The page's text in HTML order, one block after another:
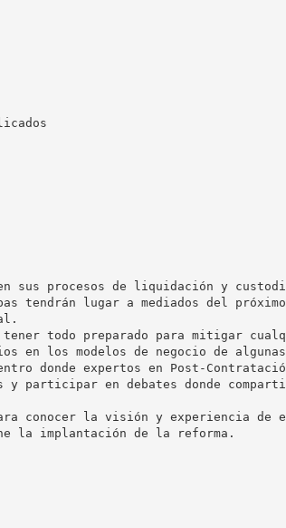
sus procesos de liquidación y
tendrán lugar a mediados del
tener todo preparado para mitigar
en los modelos de negocio de
donde expertos en Post-
participar en debates donde
conocer la visión y experiencia de
la implantación de la reforma.